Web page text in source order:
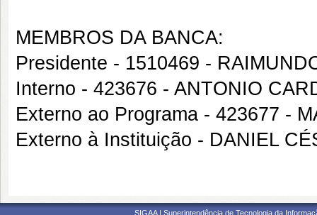
MEMBROS DA BANCA:
Presidente - 1510469 -
Interno - 423676 - ANTONIO
Externo ao Programa - 423677 -
Externo à Instituição - DANIEL
SIGAA | Superintendência de Tecnologia da